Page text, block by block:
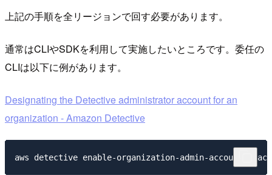
上記の手順を全リージョンで回す必要があります。
通常はCLIやSDKを利用して実施したいところです。委任の
CLIは以下に例があります。
Designating the Detective administrator account for an
organization - Amazon Detective
aws detective enable-organization-admin-account --